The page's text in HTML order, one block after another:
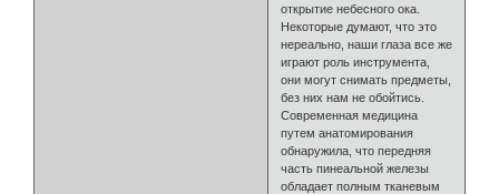
открытие небесного ока.
Некоторые думают, что это
нереально, наши глаза все же
играют роль инструмента,
они могут снимать предметы,
без них нам не обойтись.
Современная медицина
путем анатомирования
обнаружила, что передняя
часть пинеальной железы
обладает полным тканевым